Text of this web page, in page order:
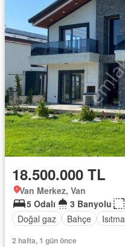
18.500.000 TL
Van Merkez, Van
5 Odalı
3 Banyolu
Doğal gaz
Bahçe Isıtma
2 hafta, 1 gün önce